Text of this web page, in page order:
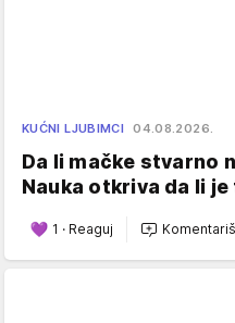
KUĆNI LJUBIMCI 04.08.2026.
Da li mačke stvarno
Nauka otkriva da li
1 · Reaguj